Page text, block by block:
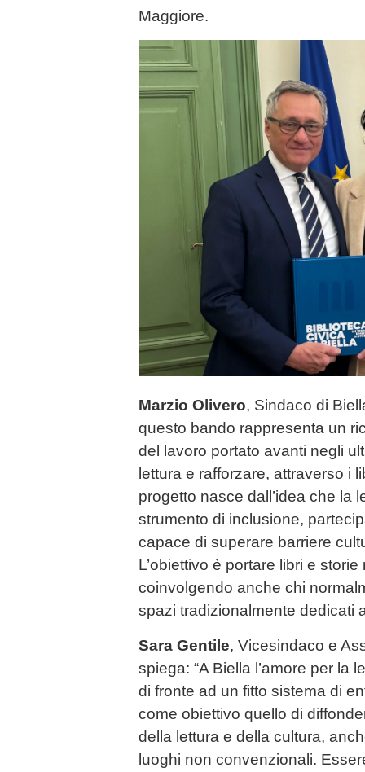
Maggiore.
Marzio Olivero, Sindaco di
questo bando rappresenta un
del lavoro portato avanti negli
lettura e rafforzare, attraverso i
progetto nasce dall’idea che la
strumento di inclusione,
capace di superare barriere
L’obiettivo è portare libri e
coinvolgendo anche chi
spazi tradizionalmente dedicati
Sara Gentile, Vicesindaco e
spiega: “A Biella l’amore per la
di fronte ad un fitto sistema di
come obiettivo quello di
della lettura e della cultura,
luoghi non convenzionali.